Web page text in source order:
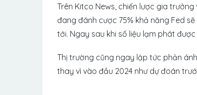
Trên Kitco News, chiến lược gia
đang đánh cược 75% khả năng Fed
tới. Ngay sau khi số liệu lạm phát
Thị trường cũng ngay lập tức phản
thay vì vào đầu 2024 như dự đoán